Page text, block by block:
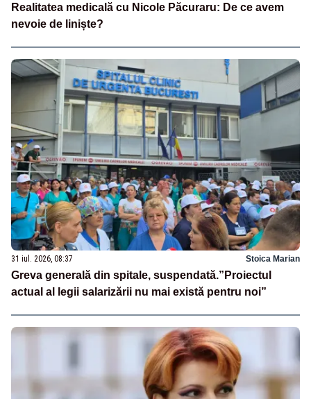
Realitatea medicală cu Nicole Păcuraru: De ce avem
nevoie de liniște?
31 iul. 2026, 08:37 Stoica Marian
Greva generală din spitale, suspendată.”Proiectul
actual al legii salarizării nu mai există pentru noi”